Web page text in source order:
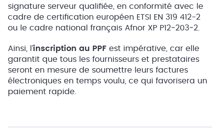
signature serveur qualifiée, en conformité avec le
cadre de certification européen ETSI EN 319 412-2
ou le cadre national français Afnor XP P12‑203‑2.
Ainsi, l’inscription au PPF est impérative, car elle
garantit que tous les fournisseurs et prestataires
seront en mesure de soumettre leurs factures
électroniques en temps voulu, ce qui favorisera un
paiement rapide.